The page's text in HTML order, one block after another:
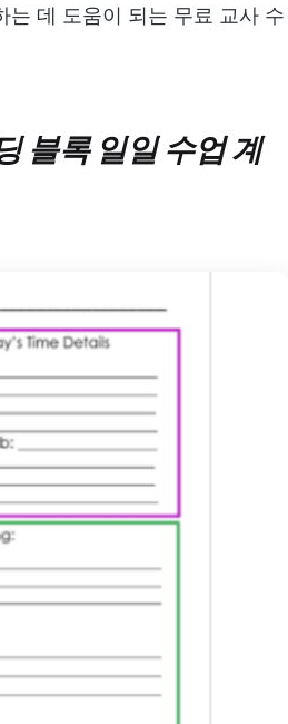
데 도움이 되는 무료 교사 수
블록 일일 수업 계